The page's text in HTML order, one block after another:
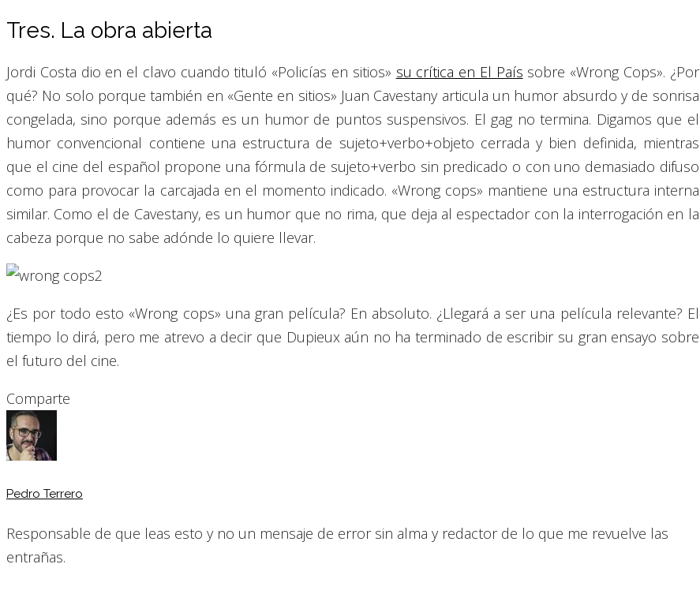
Tres. La obra abierta
Jordi Costa dio en el clavo cuando tituló «Policías en sitios» su crítica en El País sobre «Wrong Cops». ¿Por
qué? No solo porque también en «Gente en sitios» Juan Cavestany articula un humor absurdo y de sonrisa
congelada, sino porque además es un humor de puntos suspensivos. El gag no termina. Digamos que el
humor convencional contiene una estructura de sujeto+verbo+objeto cerrada y bien definida, mientras
que el cine del español propone una fórmula de sujeto+verbo sin predicado o con uno demasiado difuso
como para provocar la carcajada en el momento indicado. «Wrong cops» mantiene una estructura interna
similar. Como el de Cavestany, es un humor que no rima, que deja al espectador con la interrogación en la
cabeza porque no sabe adónde lo quiere llevar.
¿Es por todo esto «Wrong cops» una gran película? En absoluto. ¿Llegará a ser una película relevante? El
tiempo lo dirá, pero me atrevo a decir que Dupieux aún no ha terminado de escribir su gran ensayo sobre
el futuro del cine.
Comparte
Pedro Terrero
Responsable de que leas esto y no un mensaje de error sin alma y redactor de lo que me revuelve las
entrañas.